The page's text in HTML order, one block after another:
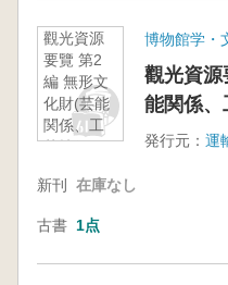
觀光資源
要覽 第2
編 無形文
化財(芸能
関係、工
芸技術関
博物館学・
觀光資源
能関係、
発行元： 運
新刊 在庫なし
古書 1点